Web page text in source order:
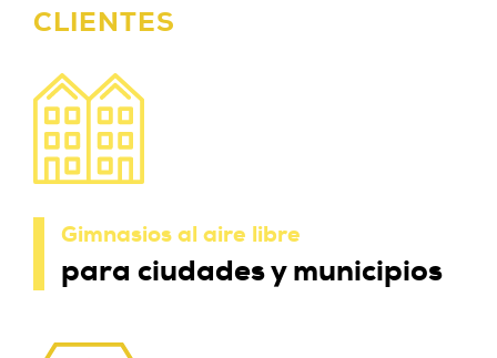
CLIENTES
Gimnasios al aire libre
para ciudades y municipios